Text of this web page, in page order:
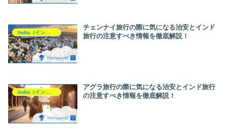
チェンナイ旅行の際に気になる治安とインド
旅行の注意すべき情報を徹底解説！
India（インド）
アグラ旅行の際に気になる治安とインド旅行
の注意すべき情報を徹底解説！